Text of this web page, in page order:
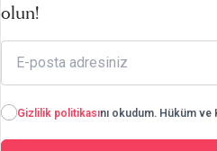
olun!
Gizlilik politikasını okudum. Hüküm ve